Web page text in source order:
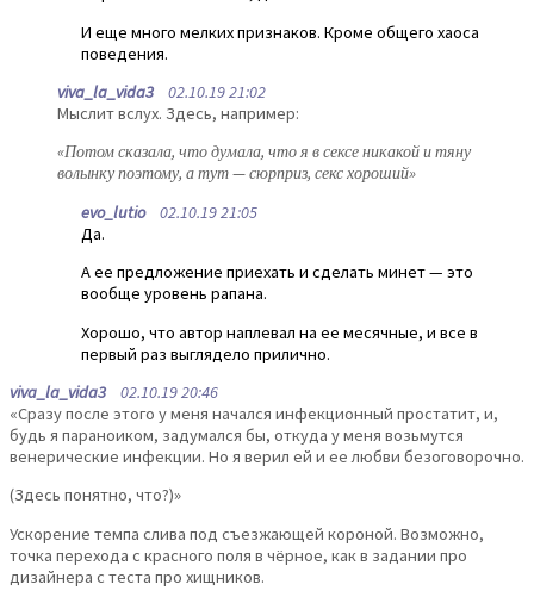
И еще много мелких признаков. Кроме общего хаоса
поведения.
viva_la_vida3 02.10.19 21:02
Мыслит вслух. Здесь, например:
«Потом сказала, что думала, что я в сексе никакой и тяну
волынку поэтому, а тут — сюрприз, секс хороший»
evo_lutio02.10.19 21:05
Да.
А ее предложение приехать и сделать минет — это
вообще уровень рапана.
Хорошо, что автор наплевал на ее месячные, и все в
первый раз выглядело прилично.
viva_la_vida3 02.10.19 20:46
«Сразу после этого у меня начался инфекционный простатит, и,
будь я параноиком, задумался бы, откуда у меня возьмутся
венерические инфекции. Но я верил ей и ее любви безоговорочно.
(Здесь понятно, что?)»
Ускорение темпа слива под съезжающей короной. Возможно,
точка перехода с красного поля в чёрное, как в задании про
дизайнера с теста про хищников.